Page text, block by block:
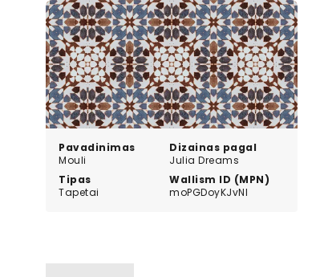
Pavadinimas
Mouli
Dizainas pagal
Julia Dreams
Tipas
Tapetai
Wallism ID (MPN)
moPGDoyKJvNl